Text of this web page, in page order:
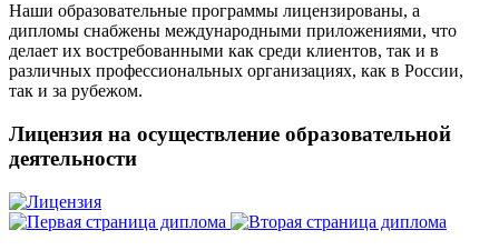
Наши образовательные программы лицензированы, а
дипломы снабжены международными приложениями, что
делает их востребованными как среди клиентов, так и в
различных профессиональных организациях, как в России,
так и за рубежом.
Лицензия на осуществление образовательной
деятельности